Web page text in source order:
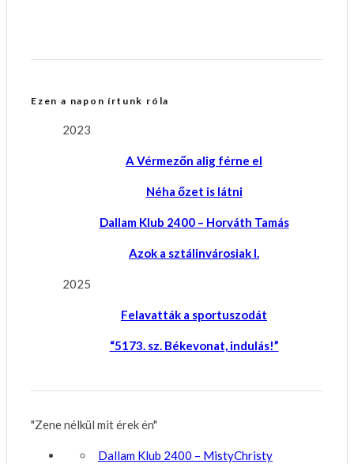
Ezen a napon írtunk róla
2023
A Vérmezőn alig férne el
Néha őzet is látni
Dallam Klub 2400 – Horváth Tamás
Azok a sztálinvárosiak I.
2025
Felavatták a sportuszodát
“5173. sz. Békevonat, indulás!”
"Zene nélkül mit érek én"
Dallam Klub 2400 – MistyChristy